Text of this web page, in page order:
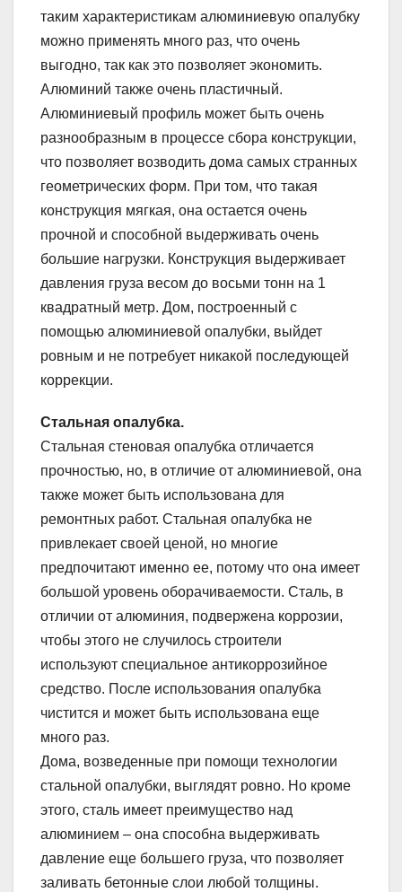
таким характеристикам алюминиевую опалубку
можно применять много раз, что очень
выгодно, так как это позволяет экономить.
Алюминий также очень пластичный.
Алюминиевый профиль может быть очень
разнообразным в процессе сбора конструкции,
что позволяет возводить дома самых странных
геометрических форм. При том, что такая
конструкция мягкая, она остается очень
прочной и способной выдерживать очень
большие нагрузки. Конструкция выдерживает
давления груза весом до восьми тонн на 1
квадратный метр. Дом, построенный с
помощью алюминиевой опалубки, выйдет
ровным и не потребует никакой последующей
коррекции.
Стальная опалубка.
Стальная стеновая опалубка отличается
прочностью, но, в отличие от алюминиевой, она
также может быть использована для
ремонтных работ. Стальная опалубка не
привлекает своей ценой, но многие
предпочитают именно ее, потому что она имеет
большой уровень оборачиваемости. Сталь, в
отличии от алюминия, подвержена коррозии,
чтобы этого не случилось строители
используют специальное антикоррозийное
средство. После использования опалубка
чистится и может быть использована еще
много раз.
Дома, возведенные при помощи технологии
стальной опалубки, выглядят ровно. Но кроме
этого, сталь имеет преимущество над
алюминием – она способна выдерживать
давление еще большего груза, что позволяет
заливать бетонные слои любой толщины.